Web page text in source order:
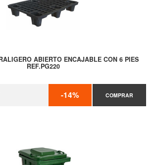
ABIERTO ENCAJABLE CON 6 PIES
REF.PG220
-14% COMPRAR